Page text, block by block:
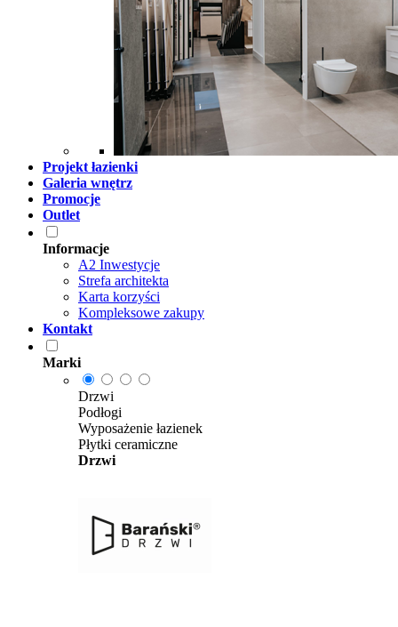
Projekt łazienki
Galeria wnętrz
Promocje
Outlet
Informacje
A2 Inwestycje
Strefa architekta
Karta korzyści
Kompleksowe zakupy
Kontakt
Marki
Drzwi
Podłogi
Wyposażenie łazienek
Płytki ceramiczne
Drzwi